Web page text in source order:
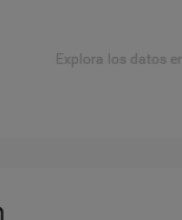
Explora los datos